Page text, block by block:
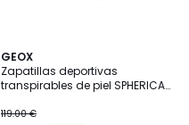
GEOX
Zapatillas deportivas
transpirables de piel SPHERICA
119.00 €